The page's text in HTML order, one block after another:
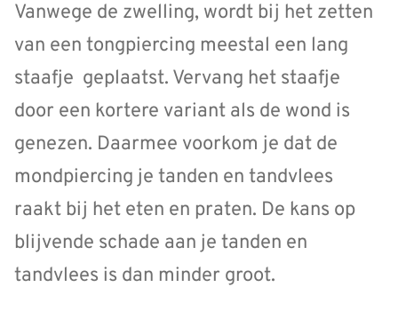
Vanwege de zwelling, wordt bij het zetten
van een tongpiercing meestal een lang
staafje geplaatst. Vervang het staafje
door een kortere variant als de wond is
genezen. Daarmee voorkom je dat de
mondpiercing je tanden en tandvlees
raakt bij het eten en praten. De kans op
blijvende schade aan je tanden en
tandvlees is dan minder groot.